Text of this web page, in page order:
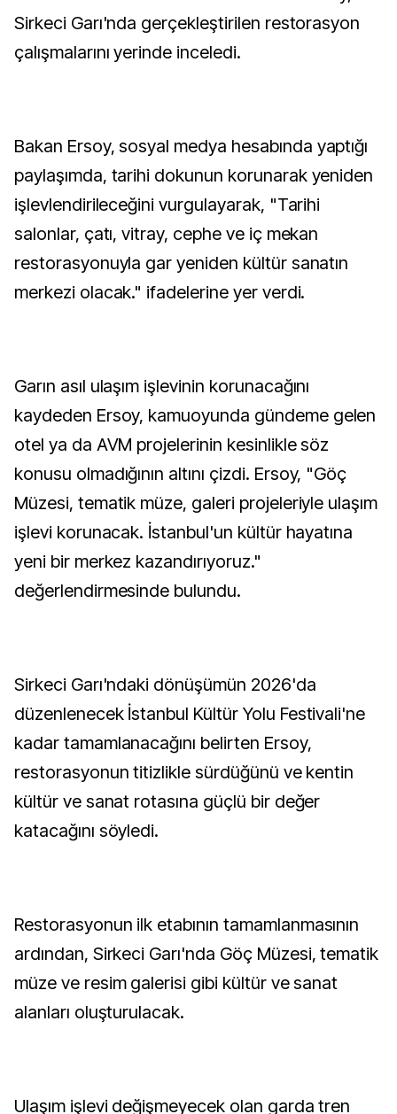
Sirkeci Garı'nda gerçekleştirilen restorasyon
çalışmalarını yerinde inceledi.
Bakan Ersoy, sosyal medya hesabında yaptığı
paylaşımda, tarihi dokunun korunarak yeniden
işlevlendirileceğini vurgulayarak, "Tarihi
salonlar, çatı, vitray, cephe ve iç mekan
restorasyonuyla gar yeniden kültür sanatın
merkezi olacak." ifadelerine yer verdi.
Garın asıl ulaşım işlevinin korunacağını
kaydeden Ersoy, kamuoyunda gündeme gelen
otel ya da AVM projelerinin kesinlikle söz
konusu olmadığının altını çizdi. Ersoy, "Göç
Müzesi, tematik müze, galeri projeleriyle ulaşım
işlevi korunacak. İstanbul'un kültür hayatına
yeni bir merkez kazandırıyoruz."
değerlendirmesinde bulundu.
Sirkeci Garı'ndaki dönüşümün 2026'da
düzenlenecek İstanbul Kültür Yolu Festivali'ne
kadar tamamlanacağını belirten Ersoy,
restorasyonun titizlikle sürdüğünü ve kentin
kültür ve sanat rotasına güçlü bir değer
katacağını söyledi.
Restorasyonun ilk etabının tamamlanmasının
ardından, Sirkeci Garı'nda Göç Müzesi, tematik
müze ve resim galerisi gibi kültür ve sanat
alanları oluşturulacak.
Ulaşım işlevi değişmeyecek olan garda tren